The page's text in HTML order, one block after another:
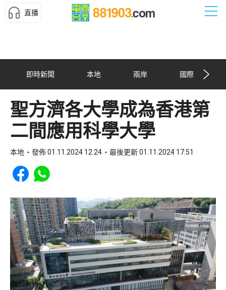
直播
即時新聞 本地 兩岸 國際
聖方濟各大學成為香港第
二間應用科學大學
本地 發佈 01.11.2024 12:24 最後更新 01.11.2024 17:51
Share to Facebook
Share to WhatsApp